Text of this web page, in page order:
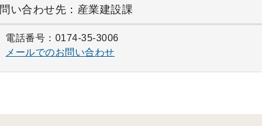
問い合わせ先：産業建設課
電話番号：0174-35-3006
メールでのお問い合わせ